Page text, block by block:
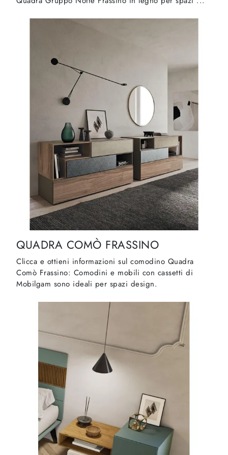
QUADRA COMÒ FRASSINO
Clicca e ottieni informazioni sul comodino Quadra
Comò Frassino: Comodini e mobili con cassetti di
Mobilgam sono ideali per spazi design.